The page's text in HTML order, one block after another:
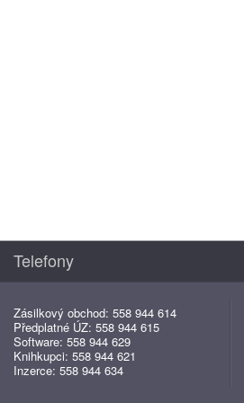
Telefony
Zásilkový obchod: 558 944 614
Předplatné ÚZ: 558 944 615
Software: 558 944 629
Knihkupci: 558 944 621
Inzerce: 558 944 634